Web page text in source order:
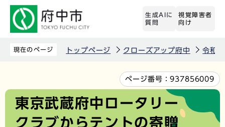
先
生成AIに
質問
視覚障害者
向け
現在のページ トップページ クローズアップ府中 令和3
文
ページ番号：937856009
東京武蔵府中ロータリー
クラブからテントの寄贈